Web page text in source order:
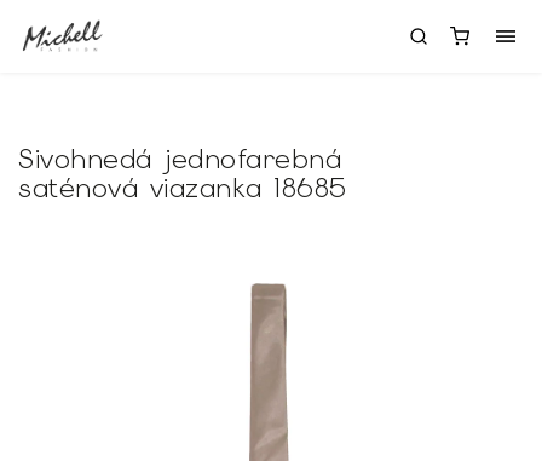
Sivohnedá jednofarebná
saténová viazanka 18685